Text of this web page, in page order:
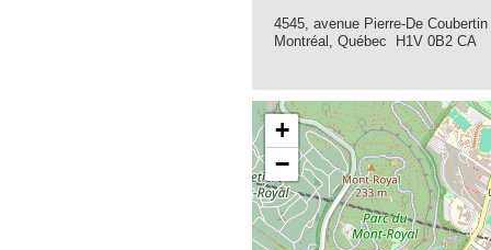
4545, avenue Pierre-De Coubertin
Montréal, Québec H1V 0B2 CA
+
−